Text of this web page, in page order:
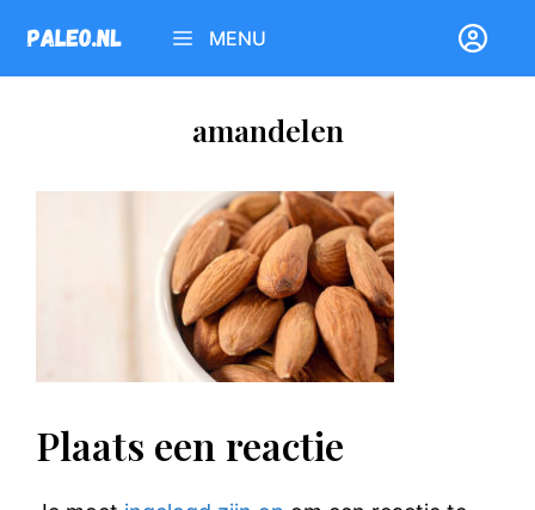
naar
de
MENU
amandelen
Plaats een reactie